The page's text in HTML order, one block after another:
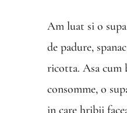
Am luat si o
de padure,
ricotta. Asa cum
consomme, o